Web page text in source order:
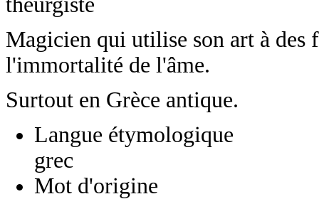
Magicien qui utilise son art à des
l'immortalité de l'âme.
Surtout en Grèce antique.
Langue étymologique
grec
Mot d'origine